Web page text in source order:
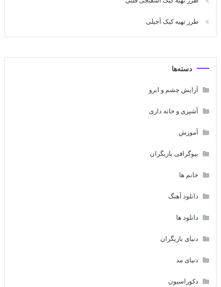
طرز تهیه کیک آجیلی
دسته‌ها
آرایش چشم و ابرو
آشپزی و خانه داری
آموزش
بیوگرافی بازیگران
خانم ها
دانلود آهنگ
دانلود ها
دنیای بازیگران
دنیای مد
دکوراسیون